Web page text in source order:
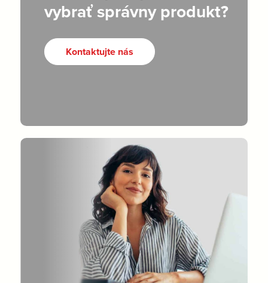
vybrať správny produkt?
Kontaktujte nás